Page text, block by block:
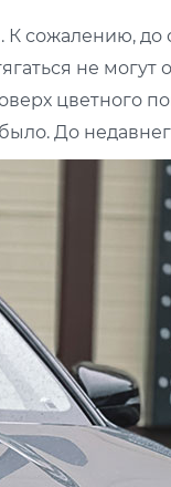
сожалению, до
не могут
цветного
До